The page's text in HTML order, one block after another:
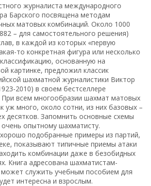
журналиста международного
Барского посвящена методам
матовых комбинаций. Около 1000
– для самостоятельного решения)
в каждой из которых «первую
то конкретная фигура или несколько
основанную на
картинке, предложил классик
шахматной журналистики Виктор
2010) в своем бестселлере
При всем многообразии шахмат матовых
уж много, около сотни, из них базовых –
десятков. Запомнить основные схемы
опытному шахматисту.
подобранные примеры из партий,
показывают типичные приемы атаки
комбинации даже в безобидных
Книга адресована шахматистам-
может служить учебным пособием для
интересна и взрослым.